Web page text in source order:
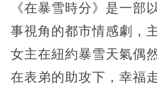
《在暴雪時分》是一部
事視角的都市情感劇，
女主在紐約暴雪天氣偶
在表弟的助攻下，幸福